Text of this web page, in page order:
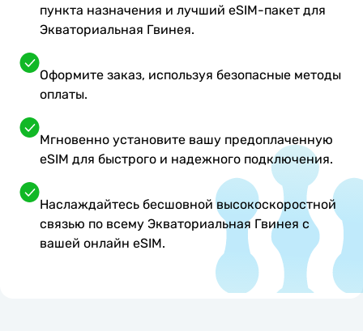
пункта назначения и лучший eSIM-пакет для
Экваториальная Гвинея.
Оформите заказ, используя безопасные методы
оплаты.
Мгновенно установите вашу предоплаченную
eSIM для быстрого и надежного подключения.
Наслаждайтесь бесшовной высокоскоростной
связью по всему Экваториальная Гвинея с
вашей онлайн eSIM.